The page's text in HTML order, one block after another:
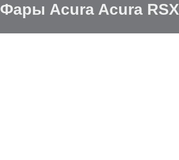
Фары Acura Acura RSX